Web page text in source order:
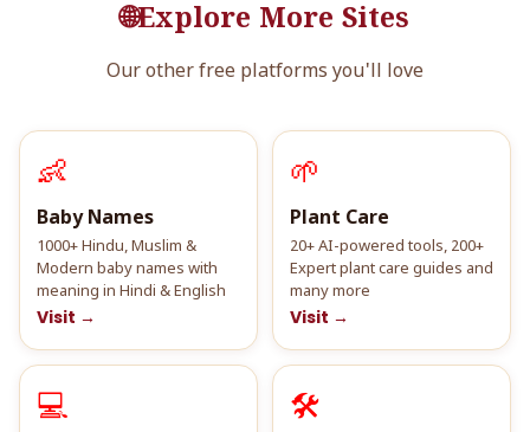
🌐Explore More Sites
Our other free platforms you'll love
👶
Baby Names
1000+ Hindu, Muslim &
Modern baby names with
meaning in Hindi & English
Visit →
🌱
Plant Care
20+ AI-powered tools, 200+
Expert plant care guides and
many more
Visit →
💻 🛠️